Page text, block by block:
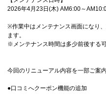
2026年4月23日(木) AM6:00～
※作業中はメンテナンス画面になり
ます。
※メンテナンス時間は多少前後する
今回のリニューアル内容を一部ご案内
●口コミへクーポン機能の追加